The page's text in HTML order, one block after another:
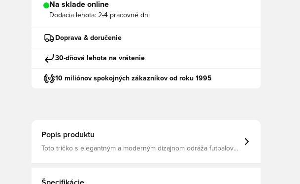
Na sklade online
Dodacia lehota: 2-4 pracovné dni
Doprava & doručenie
30-dňová lehota na vrátenie
10 miliónov spokojných zákazníkov od roku 1995
Popis produktu
Toto tričko s elegantným a moderným dizajnom odráža futbalovú
sa, keď sa intenzita zvýši Pravidelný strih 100% recyklovaný